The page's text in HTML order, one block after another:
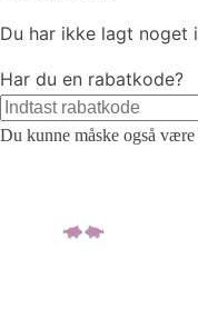
Du har ikke lagt noget
Har du en rabatkode?
Du kunne måske også være